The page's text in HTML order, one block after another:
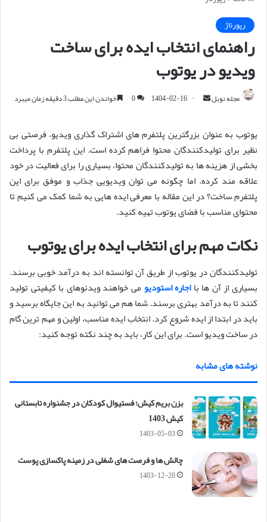
رپورتاژ
راهنمای انتخاب ایده برای ساخت
ویدیو در یوتوب
مجله نوبل
ا
ل
ا
ی
م
ی
1404-02-16
0 خواندن این مطلب 3 دقیقه زمان میبرد
یوتوب به عنوان بزرگترین پلتفرم های اشتراک گذاری ویدیو، فرصتی بی
نظیر برای تولیدکنندگان محتوا فراهم کرده است. این پلتفرم با پرداخت
بخشی از هزینه ها به تولیدکنندگان محتوا، بسیاری را برای فعالیت در خود
علاقه مند کرده. اما چگونه می توان ویدیویی جذاب و موفق برای این
پلتفرم ساخت؟ در این مقاله با معرفی ایده هایی به شما کمک می کنیم تا
محتوای مناسب با فضای یوتوب تهیه کنید.
نکات مهم برای انتخاب ایده برای یوتوب
تولیدکنندگان در یوتوب از طریق آن توانسته اند به درآمد خوبی برسند.
بسیاری از آن ها بااجاره استودیو می خواهند ویدئوهای با کیفیتی تولید
کنند تا به درآمد بهتری برسند. شما هم می توانید به این جایگاه برسید و
باید در ابتدا از ایده شروع کرد. انتخاب ایده مناسب، اولین و مهم ترین گام
در ساخت ویدیو است. برای این کار، باید به چند نکته توجه کنید:
نوشته های مشابه
بزن بریم کیش؛ فستیوال کودکان در جشنواره تابستانی
کیش 1403
1403-05-03
چالش‌ ها و فرصت‌ های شغلی در زمینه پاکسازی پوست
1403-12-28